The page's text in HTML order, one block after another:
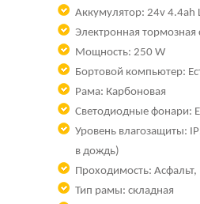
Аккумулятор: 24v 4.4ah
Электронная тормозная
Мощность: 250 W
Бортовой компьютер:
Рама: Карбоновая
Светодиодные фонари:
Уровень влагозащиты:
в дождь)
Проходимость: Асфальт,
Тип рамы: складная